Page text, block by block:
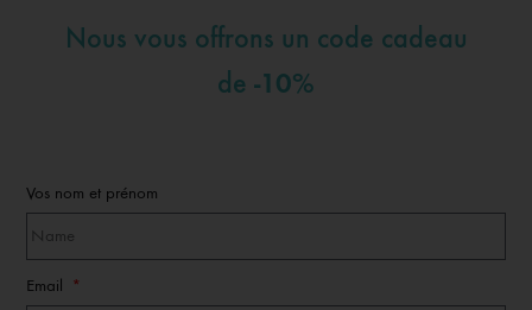
Nous vous offrons un code cadeau
de -10%
Vos nom et prénom
Email